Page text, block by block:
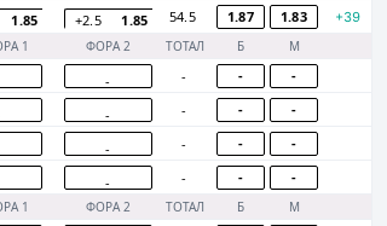
1.85 +2.5 1.85 54.5 1.87 1.83
+39
1 ФОРА 2 ТОТАЛ Б М
- - -
-
- - -
-
- - -
-
- - - -
1 ФОРА 2 ТОТАЛ Б М